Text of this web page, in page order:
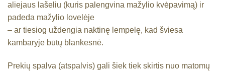
aliejaus lašeliu (kuris palengvina mažylio kvėpavimą) ir
padeda mažylio lovelėje
– ar tiesiog uždengia naktinę lempelę, kad šviesa
kambaryje būtų blankesnė.
Prekių spalva (atspalvis) gali šiek tiek skirtis nuo matomų